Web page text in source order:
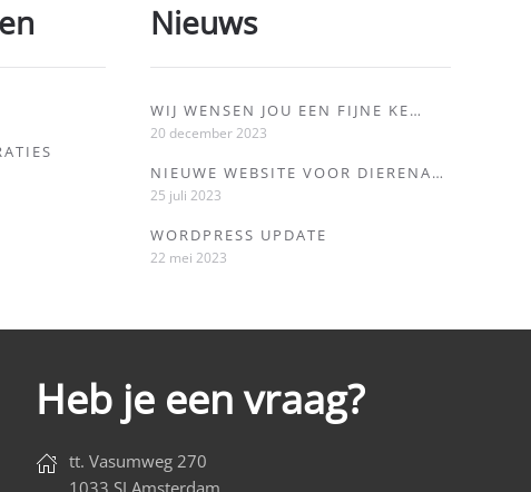
Nieuws
WIJ WENSEN JOU EEN FIJNE KE…
20 december 2023
NIEUWE WEBSITE VOOR DIERENA…
25 juli 2023
WORDPRESS UPDATE
22 mei 2023
Heb je een vraag?
tt. Vasumweg 270